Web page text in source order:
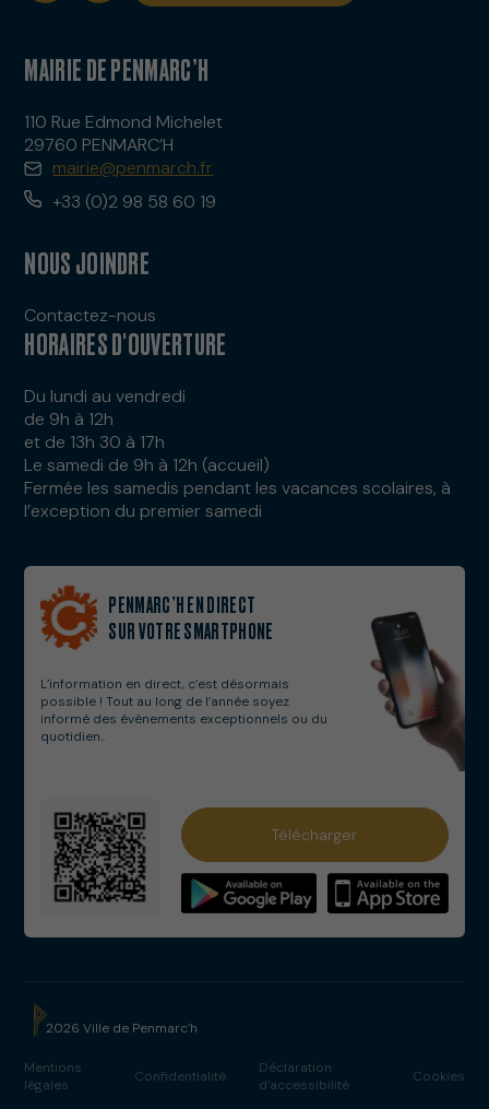
Services municipaux
Numéros utiles
Cinéma Eckmühl
MAIRIE DE PENMARC’H
110 Rue Edmond Michelet
29760 PENMARC’H
mairie@penmarch.fr
+33 (0)2 98 58 60 19
NOUS JOINDRE
Contactez-nous
HORAIRES D'OUVERTURE
Du lundi au vendredi
de 9h à 12h
et de 13h 30 à 17h
Le samedi de 9h à 12h (accueil)
Fermée les samedis pendant les vacances scolaires, à
l’exception du premier samedi
PENMARC’H EN DIRECT
SUR VOTRE SMARTPHONE
L’information en direct, c’est désormais
possible ! Tout au long de l’année soyez
informé des évènements exceptionnels ou du
quotidien..
Télécharger
2026 Ville de Penmarc’h
Mentions
légales
Confidentialité
Déclaration
d’accessibilité
Cookies